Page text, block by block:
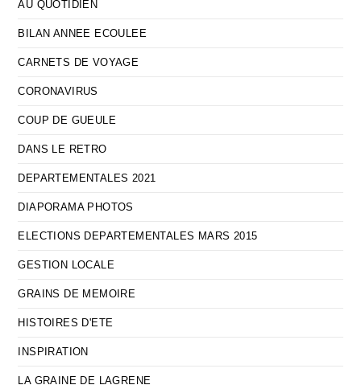
AU QUOTIDIEN
BILAN ANNEE ECOULEE
CARNETS DE VOYAGE
CORONAVIRUS
COUP DE GUEULE
DANS LE RETRO
DEPARTEMENTALES 2021
DIAPORAMA PHOTOS
ELECTIONS DEPARTEMENTALES MARS 2015
GESTION LOCALE
GRAINS DE MEMOIRE
HISTOIRES D'ETE
INSPIRATION
LA GRAINE DE LAGRENE